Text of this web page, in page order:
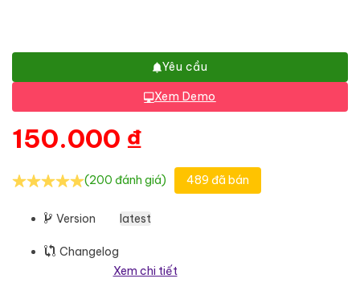
Yêu cầu
Xem Demo
150.000 ₫
(200 đánh giá) 489 đã bán
Version latest
Changelog
Xem chi tiết